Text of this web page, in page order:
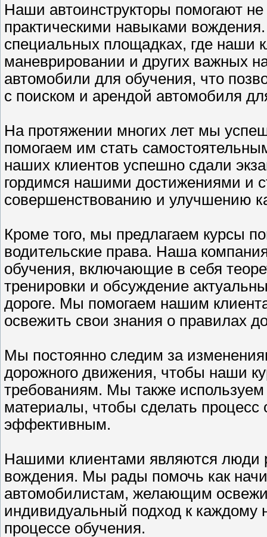
Наши автоинструкторы помогают не
практическими навыками
специальных площадках, где наши
маневрировании и других важных
автомобили для обучения, что
с поиском и арендой автомобиля
На протяжении многих лет мы
помогаем им стать
наших клиентов успешно сдали
гордимся нашими достижениями и
совершенствованию и улучшению
Кроме того, мы предлагаем курсы
водительские права. Наша
обучения, включающие в себя
тренировки и обсуждение
дороге. Мы помогаем нашим
освежить свои знания о правилах
Мы постоянно следим за
дорожного движения, чтобы наши
требованиям. Мы также
материалы, чтобы сделать
эффективным.
Нашими клиентами являются люди
вождения. Мы рады помочь как
автомобилистам, желающим
индивидуальный подход к каждому
процессе обучения.